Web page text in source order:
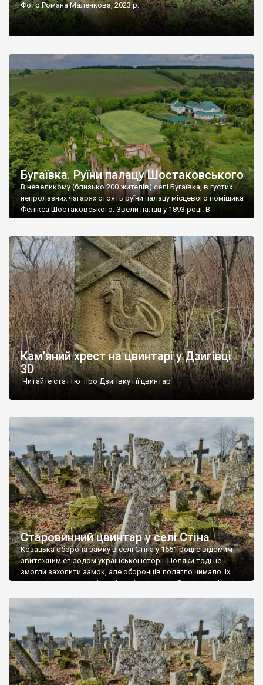
Фото Романа Маленкова, 2023 р.
Бугаївка. Руїни палацу Шостаковського
В невеликому (близько 200 жителів) селі Бугаївка, в густих
непролазних чагарях стоять руїни палацу місцевого поміщика
Фелікса Шостаковського. Звели палац у 1893 році. В
радянський період у ньому спочатку містилася школа, потім
століття тут розмістили туберкульозну лікарню. Коли із
палацу виїхала лікарня – ми точно не […]
Кам’яний хрест на цвинтарі у Дзигівці
3D
Читайте статтю про Дзигівку і її цвинтар
Старовинний цвинтар у селі Стіна
Козацька оборона замку в селі Стіна у 1651 році є відомим
звитяжним епізодом української історії. Поляки тоді не
змогли захопити замок, але оборонців полягло чимало. Їх
поховали на цвинтарі, який тоді називався Замковим. Нині на
ньому чимало хрестів 19 століття, є такі, де епітафії стер […]